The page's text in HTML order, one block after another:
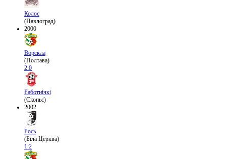
Колос
(Павлоград)
2000
Ворскла
(Полтава)
2:0
Работнічкі
(Скопьє)
2002
Рось
(Біла Церква)
1:2